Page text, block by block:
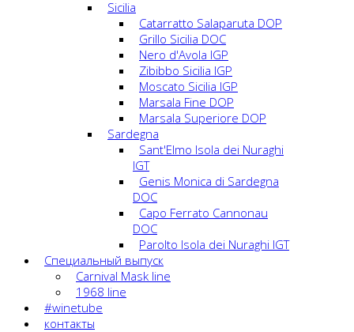
Sicilia
Catarratto Salaparuta DOP
Grillo Sicilia DOC
Nero d'Avola IGP
Zibibbo Sicilia IGP
Moscato Sicilia IGP
Marsala Fine DOP
Marsala Superiore DOP
Sardegna
Sant'Elmo Isola dei Nuraghi
IGT
Genis Monica di Sardegna
DOC
Capo Ferrato Cannonau
DOC
Parolto Isola dei Nuraghi IGT
Специальный выпуск
Carnival Mask line
1968 line
#winetube
контакты